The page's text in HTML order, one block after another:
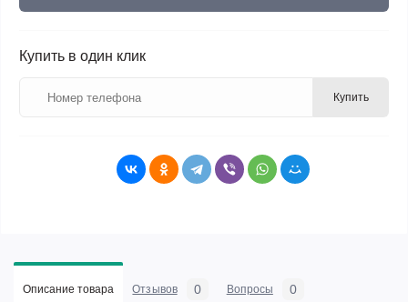
Купить в один клик
Купить
Описание товара Отзывов 0 Вопросы 0